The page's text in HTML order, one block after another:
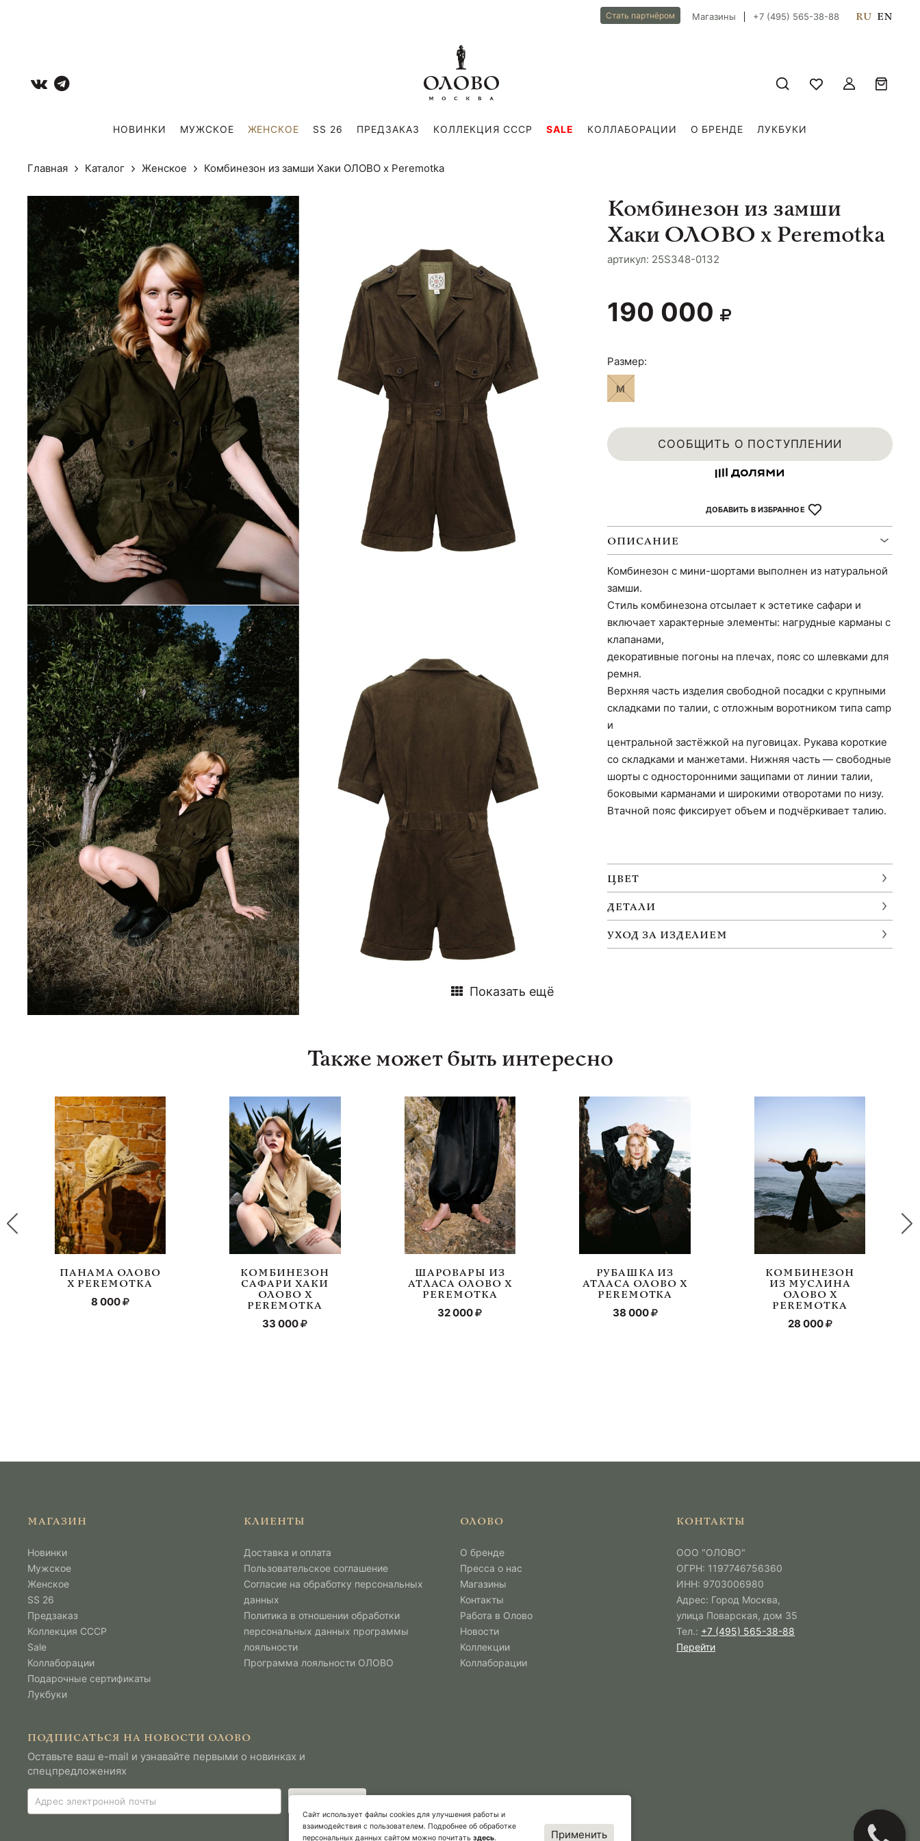
Стать партнёром Магазины +7 (495) 565-38-88 RU EN
НОВИНКИ МУЖCКОЕ ЖЕНСКОЕ SS 26 ПРЕДЗАКАЗ КОЛЛЕКЦИЯ СССР SALE КОЛЛАБОРАЦИИ О БРЕНДЕ ЛУКБУКИ
Главная Каталог Женское Комбинезон из замши Хаки ОЛОВО х Peremotka
Показать ещё
Комбинезон из замши
Хаки ОЛОВО х Peremotka
aртикул: 25S348-0132
190 000
Размер:
M
СООБЩИТЬ О ПОСТУПЛЕНИИ
ДОБАВИТЬ В ИЗБРАННОЕ
ОПИСАНИЕ
Комбинезон с мини-шортами выполнен из натуральной
замши.
Стиль комбинезона отсылает к эстетике сафари и
включает характерные элементы: нагрудные карманы с
клапанами,
декоративные погоны на плечах, пояс со шлевками для
ремня.
Верхняя часть изделия свободной посадки с крупными
складками по талии, с отложным воротником типа camp
и
центральной застёжкой на пуговицах. Рукава короткие
со складками и манжетами. Нижняя часть — свободные
шорты с односторонними защипами от линии талии,
боковыми карманами и широкими отворотами по низу.
Втачной пояс фиксирует объем и подчёркивает талию.
ЦВЕТ
ДЕТАЛИ
УХОД ЗА ИЗДЕЛИЕМ
Также может быть интересно
ПАНАМА ОЛОВО
Х PEREMOTKA
8 000
КОМБИНЕЗОН
САФАРИ ХАКИ
ОЛОВО Х
PEREMOTKA
33 000
ШАРОВАРЫ ИЗ
АТЛАСА ОЛОВО Х
PEREMOTKA
32 000
РУБАШКА ИЗ
АТЛАСА ОЛОВО Х
PEREMOTKA
38 000
КОМБИНЕЗОН
ИЗ МУСЛИНА
ОЛОВО Х
PEREMOTKA
28 000
Сайт использует файлы cookies для улучшения работы и
взаимодействия с пользователем. Подробнее об обработке
персональных данных сайтом можно почитать здесь. Применить
МАГАЗИН
Новинки
Мужcкое
Женское
SS 26
Предзаказ
Коллекция СССР
Sale
Коллаборации
Подарочные сертификаты
Лукбуки
КЛИЕНТЫ
Доставка и оплата
Пользовательское соглашение
Согласие на обработку персональных
данных
Политика в отношении обработки
персональных данных программы
лояльности
Программа лояльности ОЛОВО
ОЛОВО
О бренде
Пресса о нас
Магазины
Контакты
Работа в Олово
Новости
Коллекции
Коллаборации
КОНТАКТЫ
ООО "ОЛОВО"
ОГРН: 1197746756360
ИНН: 9703006980
Адрес: Город Москва,
улица Поварская, дом 35
Тел.: +7 (495) 565-38-88
Перейти
ПОДПИСАТЬСЯ НА НОВОСТИ ОЛОВО
Оставьте ваш e-mail и узнавайте первыми о новинках и
спецпредложениях